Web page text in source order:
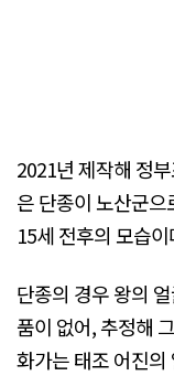
2021년 제작해 정
은 단종이 노산군
15세 전후의 모습이
단종의 경우 왕의
품이 없어, 추정해
화가는 태조 어진